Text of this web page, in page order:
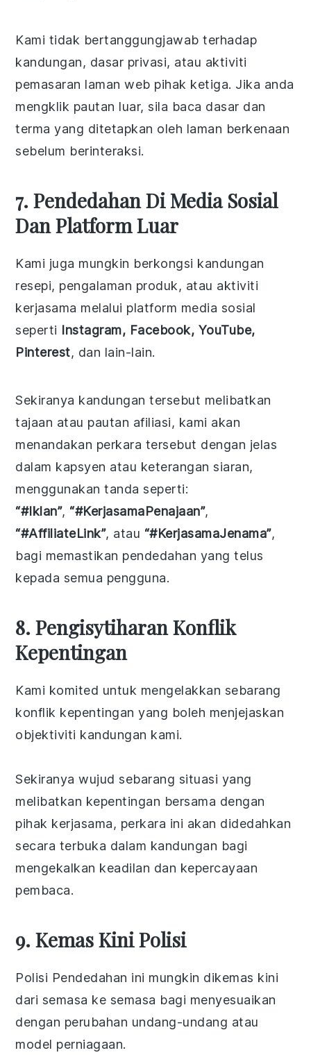
Kami tidak bertanggungjawab terhadap
kandungan, dasar privasi, atau aktiviti
pemasaran laman web pihak ketiga. Jika anda
mengklik pautan luar, sila baca dasar dan
terma yang ditetapkan oleh laman berkenaan
sebelum berinteraksi.
7. Pendedahan Di Media Sosial
Dan Platform Luar
Kami juga mungkin berkongsi kandungan
resepi, pengalaman produk, atau aktiviti
kerjasama melalui platform media sosial
seperti Instagram, Facebook, YouTube,
Pinterest, dan lain-lain.
Sekiranya kandungan tersebut melibatkan
tajaan atau pautan afiliasi, kami akan
menandakan perkara tersebut dengan jelas
dalam kapsyen atau keterangan siaran,
menggunakan tanda seperti:
“#Iklan”, “#KerjasamaPenajaan”,
“#AffiliateLink”, atau “#KerjasamaJenama”,
bagi memastikan pendedahan yang telus
kepada semua pengguna.
8. Pengisytiharan Konflik
Kepentingan
Kami komited untuk mengelakkan sebarang
konflik kepentingan yang boleh menjejaskan
objektiviti kandungan kami.
Sekiranya wujud sebarang situasi yang
melibatkan kepentingan bersama dengan
pihak kerjasama, perkara ini akan didedahkan
secara terbuka dalam kandungan bagi
mengekalkan keadilan dan kepercayaan
pembaca.
9. Kemas Kini Polisi
Polisi Pendedahan ini mungkin dikemas kini
dari semasa ke semasa bagi menyesuaikan
dengan perubahan undang-undang atau
model perniagaan.